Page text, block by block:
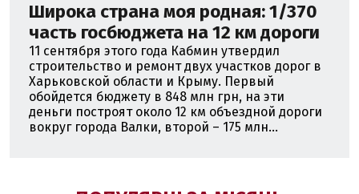
Широка страна моя родная: 1/370
часть госбюджета на 12 км дороги
11 сентября этого года Кабмин утвердил
строительство и ремонт двух участков дорог в
Харьковской области и Крыму. Первый
обойдется бюджету в 848 млн грн, на эти
деньги построят около 12 км объездной дороги
вокруг города Валки, второй – 175 млн...